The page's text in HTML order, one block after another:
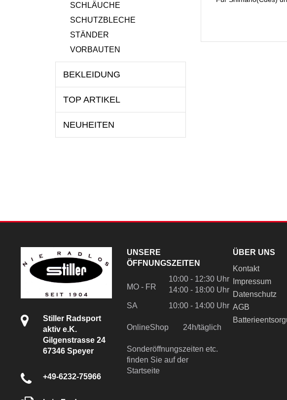
SCHLÄUCHE
SCHUTZBLECHE
STÄNDER
VORBAUTEN
BEKLEIDUNG
TOP ARTIKEL
NEUHEITEN
Stiller Radsport
aktiv e.K.
Gilgenstrasse 24
67346 Speyer
+49-6232-75966
UNSERE
ÖFFNUNGSZEITEN
MO - FR
10:00 - 12:30 Uhr
14:00 - 18:00 Uhr
SA
10:00 - 14:00 Uhr
OnlineShop 24h/täglich
Sonderöffnungszeiten etc.
finden Sie auf der
Startseite
ÜBER UNS
Kontakt
Impressum
Datenschutz
AGB